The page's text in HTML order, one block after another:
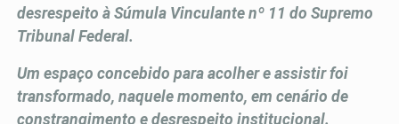
desrespeito à Súmula Vinculante nº 11 do Supremo
Tribunal Federal.
Um espaço concebido para acolher e assistir foi
transformado, naquele momento, em cenário de
constrangimento e desrespeito institucional.